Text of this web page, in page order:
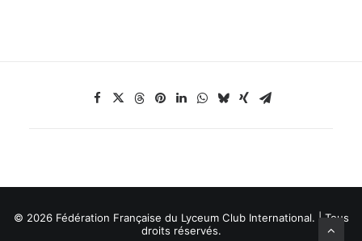
© 2026 Fédération Française du Lyceum Club International. | Tous
droits réservés.